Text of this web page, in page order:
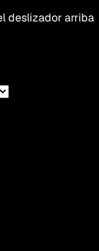
deslizador arriba